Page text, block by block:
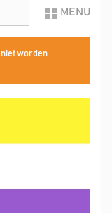
MENU
worden